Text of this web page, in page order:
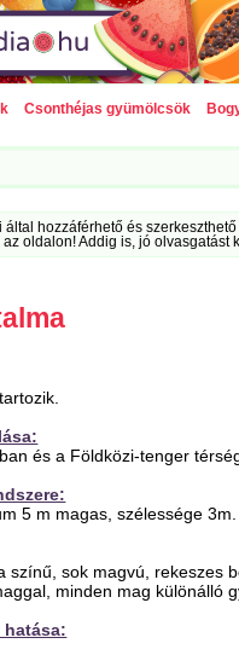
Csonthéjas gyümölcsök
által hozzáférhető és
oldalon! Addig is, jó olvasgatást
és a Földközi-tenger
5 m magas, szélessége
színű, sok magvú, rekeszes
minden mag különálló
hatása: